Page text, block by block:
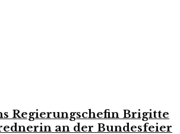
Regierungschefin Brigitte
an der Bundesfeier